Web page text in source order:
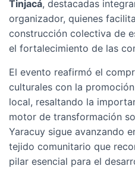
Tinjacá, destacadas
organizador, quienes
construcción colectiva de
el fortalecimiento de las
El evento reafirmó el
culturales con la
local, resaltando la
motor de transformación
Yaracuy sigue avanzando
tejido comunitario que
pilar esencial para el